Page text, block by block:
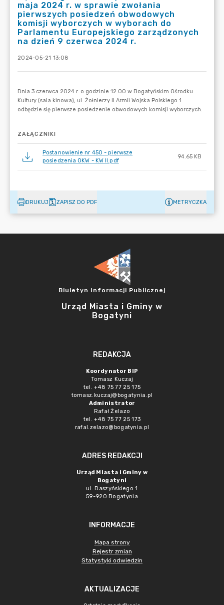
maja 2024 r. w sprawie zwołania
pierwszych posiedzeń obwodowych
komisji wyborczych w wyborach do
Parlamentu Europejskiego zarządzonych
na dzień 9 czerwca 2024 r.
2024-05-21 13:08
ZAŁĄCZNIKI
Postanowienie nr 450 - pierwsze
posiedzenia OKW - KW II.pdf
94.65 KB
DRUKUJ ZAPISZ DO PDF METRYCZKA
Biuletyn Informacji Publicznej
Urząd Miasta i Gminy w
Bogatyni
REDAKCJA
Koordynator BIP
Tomasz Kuczaj
tel. +48 75 77 25 175
tomasz.kuczaj@bogatynia.pl
Administrator
Rafał Żelazo
tel. +48 75 77 25 173
rafal.zelazo@bogatynia.pl
ADRES REDAKCJI
Urząd Miasta i Gminy w
Bogatyni
ul. Daszyńskiego 1
59-920 Bogatynia
INFORMACJE
Mapa strony
Rejestr zmian
Statystyki odwiedzin
AKTUALIZACJE